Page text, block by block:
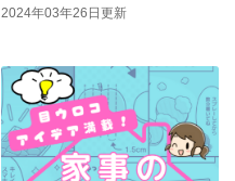
2024年03年26日更新